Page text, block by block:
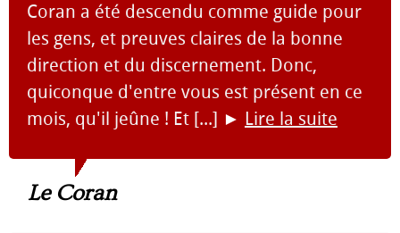
Coran a été descendu comme guide pour
les gens, et preuves claires de la bonne
direction et du discernement. Donc,
quiconque d'entre vous est présent en ce
mois, qu'il jeûne ! Et [...] ► Lire la suite
Le Coran